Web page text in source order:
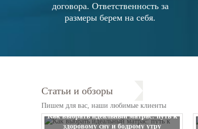
договора. Ответственность за
размеры берем на себя.
Статьи и обзоры
Пишем для вас, наши любимые клиенты
Как выбрать идеальный матрас: путь к
здоровому сну и бодрому утру